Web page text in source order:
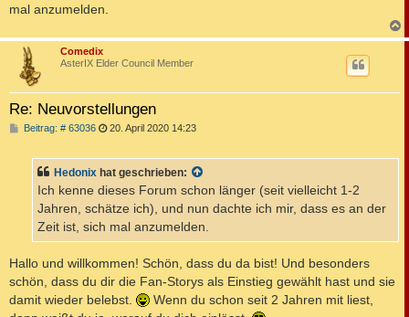
mal anzumelden.
a
Comedix
AsterIX Elder Council Member
Re: Neuvorstellungen
Beitrag: # 63036B
r
a
20. April 2020 14:23
Hedonix hat geschrieben:
Ich kenne dieses Forum schon länger (seit vielleicht 1-2
Jahren, schätze ich), und nun dachte ich mir, dass es an der
Zeit ist, sich mal anzumelden.
Hallo und willkommen! Schön, dass du da bist! Und besonders
schön, dass du dir die Fan-Storys als Einstieg gewählt hast und sie
damit wieder belebst.
Wenn du schon seit 2 Jahren mit liest,